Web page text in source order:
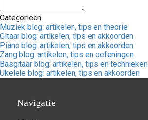
Categorieën
Muziek blog: artikelen, tips en theorie
Gitaar blog: artikelen, tips en akkoorden
Piano blog: artikelen, tips en akkoorden
Zang blog: artikelen, tips en oefeningen
Basgitaar blog: artikelen, tips en technieken
Ukelele blog: artikelen, tips en akkoorden
Navigatie